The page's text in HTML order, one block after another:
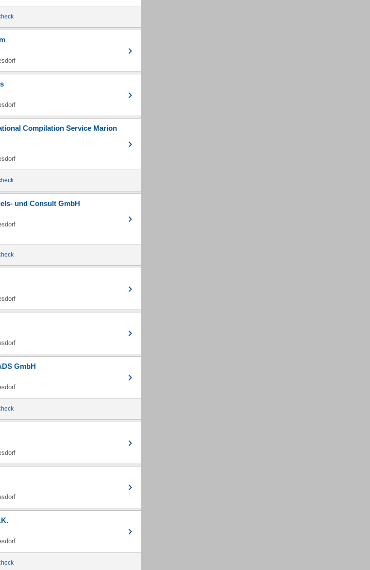
Compilation Service Marion
und Consult GmbH
GmbH